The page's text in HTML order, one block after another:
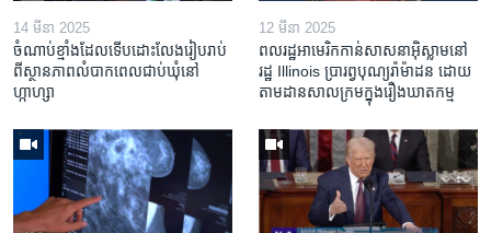
14 មីនា 2025
ចំណាប់ខ្មាំង​ដែល​ទើប​ដោះលែង​រៀបរាប់​
ពី​ស្ថានភាព​​លំបាក​ពេល​ជាប់​ឃុំ​នៅ​
ហ្កាហ្សា
12 មីនា 2025
ពលរដ្ឋអាមេរិក​កាន់សាសនា​អ៊ិស្លាម​នៅ
រដ្ឋ Illinois ​ប្រារព្វបុណ្យរ៉ាម៉ាដន ​ដោយ​
តាម​ដាន​​សាលក្រមក្នុងរឿងឃាតកម្ម